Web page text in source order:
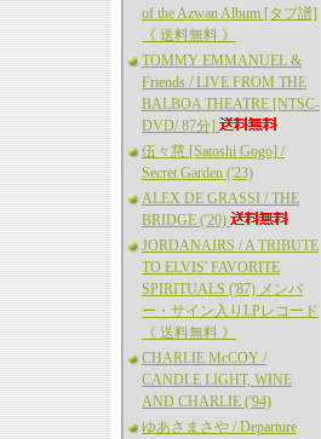
of the Azwan Album [タブ譜]
《 送料無料 》
TOMMY EMMANUEL &
Friends / LIVE FROM THE
BALBOA THEATRE [NTSC-
DVD/ 87分]
伍々慧 [Satoshi Gogo] /
Secret Garden ('23)
ALEX DE GRASSI / THE
BRIDGE ('20)
JORDANAIRS / A TRIBUTE
TO ELVIS' FAVORITE
SPIRITUALS ('87) メンバ
ー・サイン入りLPレコード
《 送料無料 》
CHARLIE McCOY /
CANDLE LIGHT, WINE
AND CHARLIE ('94)
ゆあさまさや / Departure